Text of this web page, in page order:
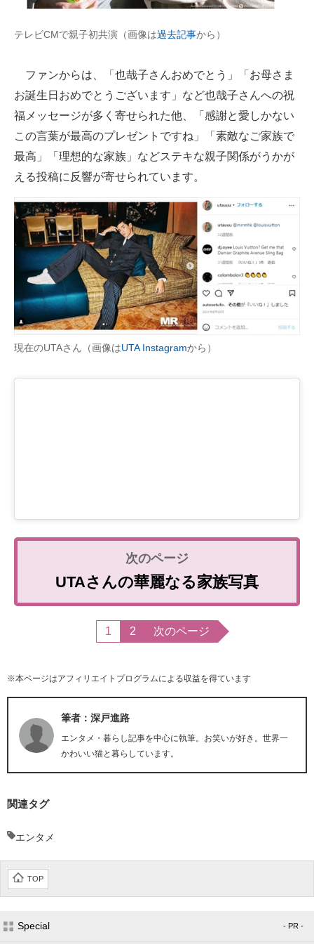
テレビCMで親子初共演（画像は過去記事から）
ファンからは、「也哉子さんおめでとう」「お母さま
お誕生日おめでとうございます」など也哉子さんへの祝
福メッセージが多く寄せられた他、「感謝と愛しかない
この言葉が最高のプレゼントですね」「素敵なご家族で
最高」「理想的な家族」などステキな親子関係がうかが
える投稿に反響が寄せられています。
現在のUTAさん（画像はUTA Instagramから）
UTAさんの華麗なる家族写真
1 2 次のページ
※本ページはアフィリエイトプログラムによる収益を得ています
筆者：深戸進路
エンタメ・暮らし記事を中心に執筆。お笑いが好き。世界一
かわいい猫と暮らしています。
関連タグ
エンタメ
TOP
Special - PR -